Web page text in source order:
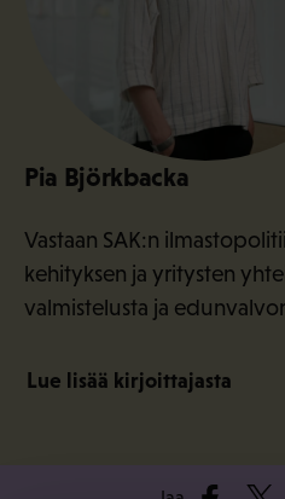
Pia Björkbacka
Vastaan SAK:n
kehityksen ja yritysten
valmistelusta ja
Lue lisää kirjoittajasta